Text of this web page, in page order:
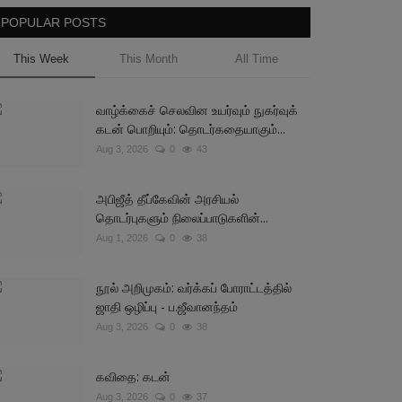
POPULAR POSTS
This Week This Month All Time
வாழ்க்கைச் செலவின உயர்வும் நுகர்வுக்
கடன் பொறியும்: தொடர்கதையாகும்...
Aug 3, 2026 0 43
அபிஜீத் தீப்கேவின் அரசியல்
தொடர்புகளும் நிலைப்பாடுகளின்...
Aug 1, 2026 0 38
நூல் அறிமுகம்: வர்க்கப் போராட்டத்தில்
ஜாதி ஒழிப்பு - ப.ஜீவானந்தம்
Aug 3, 2026 0 38
கவிதை: கடன்
Aug 3, 2026 0 37